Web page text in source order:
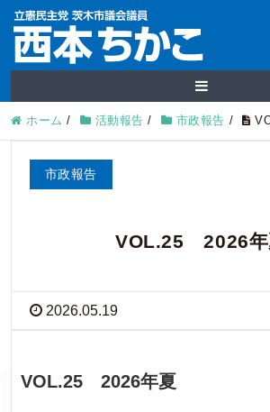
ホーム / 活動報告 / 市政報告 /
市政報告
VOL.25 2026年
2026.05.19
VOL.25 2026年夏